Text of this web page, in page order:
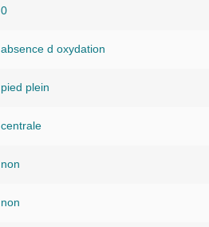
0
absence d oxydation
pied plein
centrale
non
non